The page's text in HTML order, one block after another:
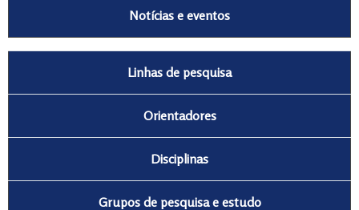
Notícias e eventos
Linhas de pesquisa
Orientadores
Disciplinas
Grupos de pesquisa e estudo